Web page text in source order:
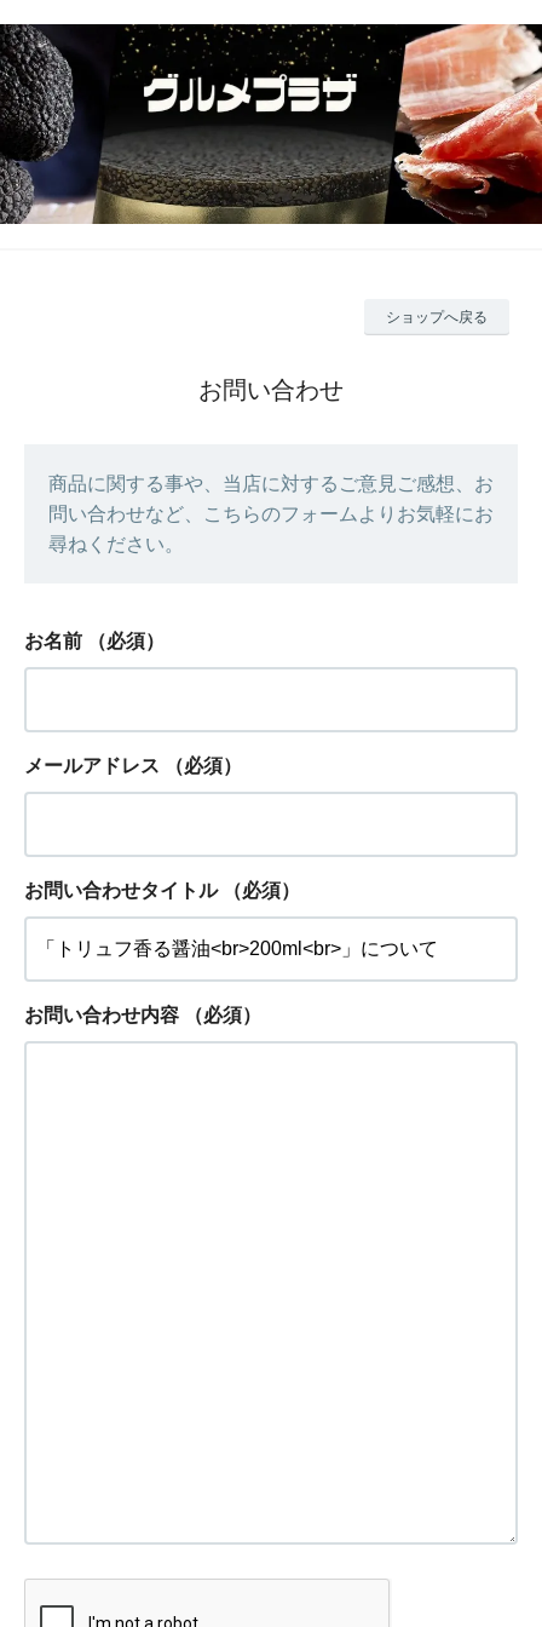
ショップへ戻る
お問い合わせ
商品に関する事や、当店に対するご意見ご感想、お
問い合わせなど、こちらのフォームよりお気軽にお
尋ねください。
お名前 （必須）
メールアドレス （必須）
お問い合わせタイトル （必須）
お問い合わせ内容 （必須）